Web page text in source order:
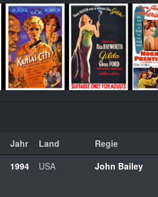
Jahr Land Regie
1994 USA John Bailey